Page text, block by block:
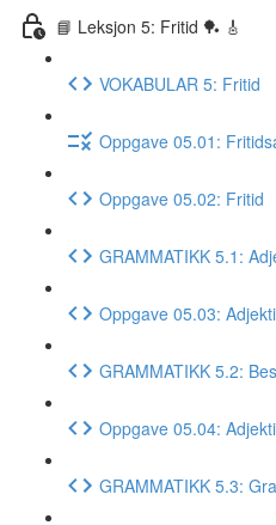
📘 Leksjon 5: Fritid 🏓 🎸
VOKABULAR 5: Fritid
Oppgave 05.01:
Oppgave 05.02: Fritid
GRAMMATIKK 5.1:
Oppgave 05.03:
GRAMMATIKK 5.2:
Oppgave 05.04:
GRAMMATIKK 5.3: